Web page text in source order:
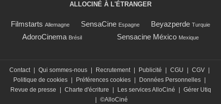
ALLOCINÉ À L'ÉTRANGER
Filmstarts Allemagne SensaCine Espagne Beyazperde Turquie
AdoroCinema Brésil Sensacine México Mexique
Contact Qui sommes-nous Recrutement Publicité CGU CGV
Politique de cookies
Préférences cookies Données Personnelles
Revue de presse
Charte d'écriture Les services AlloCiné
Gérer Utiq
©AlloCiné